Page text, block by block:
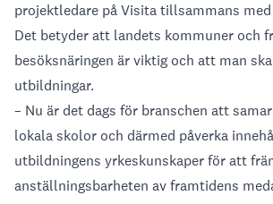
projektledare på Visita tillsammans
Det betyder att landets kommuner och
besöksnäringen är viktig och att man
utbildningar.
– Nu är det dags för branschen att
lokala skolor och därmed påverka
utbildningens yrkeskunskaper för att
anställningsbarheten av framtidens